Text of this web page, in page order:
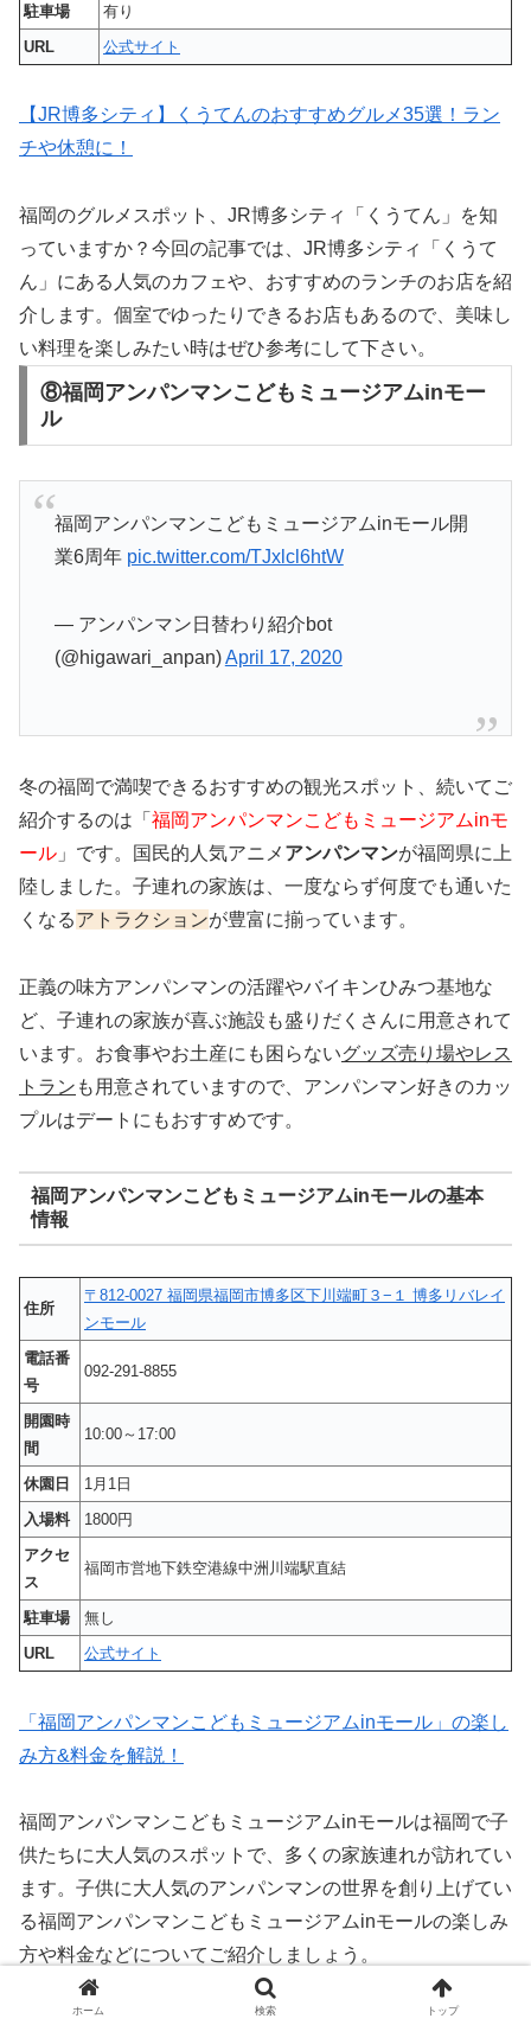
駐車場
有り
URL
公式サイト
【JR博多シティ】くうてんのおすすめグルメ35選！ラン
チや休憩に！
福岡のグルメスポット、JR博多シティ「くうてん」を知
っていますか？今回の記事では、JR博多シティ「くうて
ん」にある人気のカフェや、おすすめのランチのお店を紹
介します。個室でゆったりできるお店もあるので、美味し
い料理を楽しみたい時はぜひ参考にして下さい。
⑧福岡アンパンマンこどもミュージアムinモー
ル
福岡アンパンマンこどもミュージアムinモール開
業6周年 pic.twitter.com/TJxlcl6htW
— アンパンマン日替わり紹介bot
(@higawari_anpan)April 17, 2020
冬の福岡で満喫できるおすすめの観光スポット、続いてご
紹介するのは「 福岡アンパンマンこどもミュージアムinモ
ール 」です。国民的人気アニメ アンパンマンが福岡県に上
陸しました。子連れの家族は、一度ならず何度でも通いた
くなるアトラクションが豊富に揃っています。
正義の味方アンパンマンの活躍やバイキンひみつ基地な
ど、子連れの家族が喜ぶ施設も盛りだくさんに用意されて
います。お食事やお土産にも困らないグッズ売り場やレス
トラン も用意されていますので、アンパンマン好きのカッ
プルはデートにもおすすめです。
福岡アンパンマンこどもミュージアムinモールの基本
情報
住所
〒812-0027 福岡県福岡市博多区下川端町３−１ 博多リバレイ
ンモール
電話番
号
092-291-8855
開園時
間
10:00～17:00
休園日
1月1日
入場料
1800円
アクセ
ス
福岡市営地下鉄空港線中洲川端駅直結
駐車場
無し
URL
公式サイト
「福岡アンパンマンこどもミュージアムinモール」の楽し
み方&料金を解説！
福岡アンパンマンこどもミュージアムinモールは福岡で子
供たちに大人気のスポットで、多くの家族連れが訪れてい
ます。子供に大人気のアンパンマンの世界を創り上げてい
る福岡アンパンマンこどもミュージアムinモールの楽しみ
方や料金などについてご紹介しましょう。
⑨福岡タワー
ホーム 検索 トップ